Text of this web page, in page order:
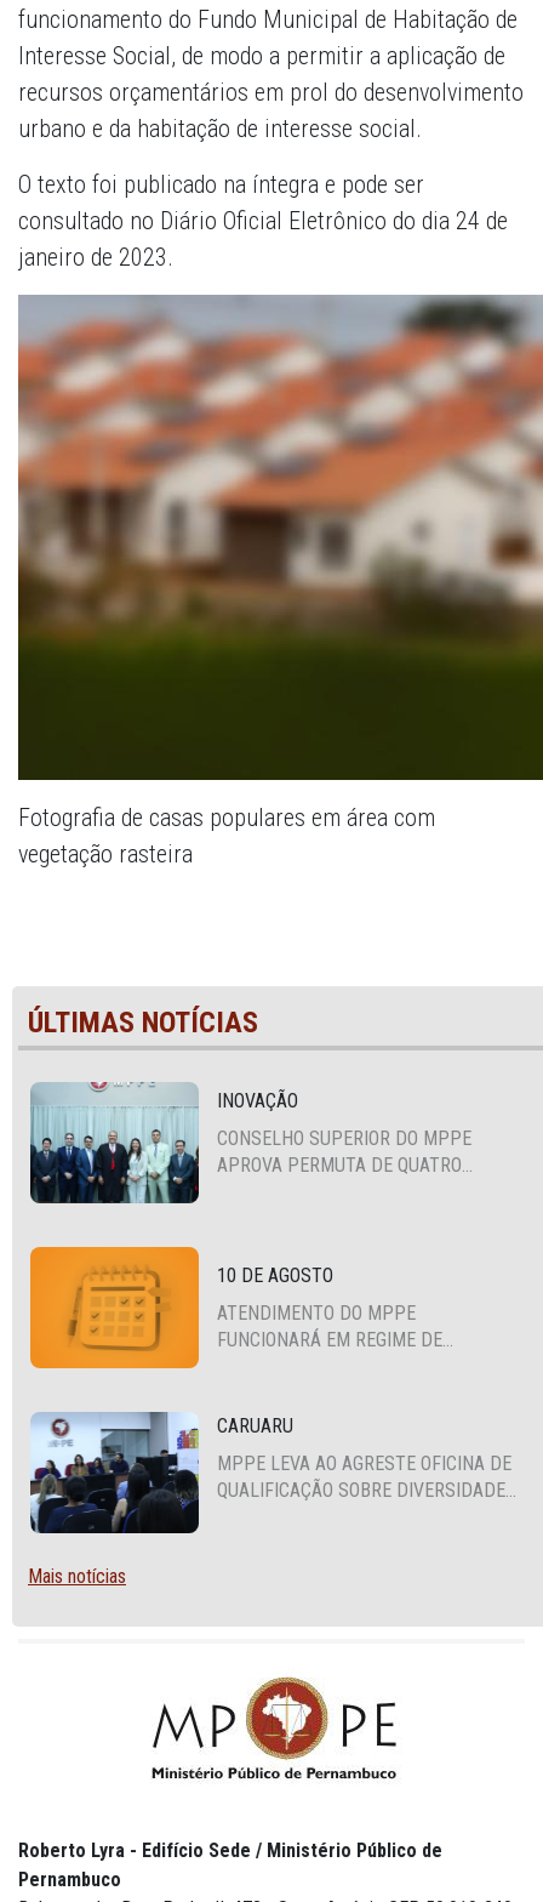
funcionamento do Fundo Municipal de Habitação de
Interesse Social, de modo a permitir a aplicação de
recursos orçamentários em prol do desenvolvimento
urbano e da habitação de interesse social.
O texto foi publicado na íntegra e pode ser
consultado no Diário Oficial Eletrônico do dia 24 de
janeiro de 2023.
Fotografia de casas populares em área com
vegetação rasteira
ÚLTIMAS NOTÍCIAS
INOVAÇÃO
CONSELHO SUPERIOR DO MPPE
APROVA PERMUTA DE QUATRO
10 DE AGOSTO
ATENDIMENTO DO MPPE
FUNCIONARÁ EM REGIME DE
CARUARU
MPPE LEVA AO AGRESTE OFICINA DE
QUALIFICAÇÃO SOBRE DIVERSIDADE
Mais notícias
Roberto Lyra - Edifício Sede / Ministério Público de
Pernambuco